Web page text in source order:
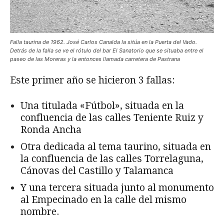
Falla taurina de 1962. José Carlos Canalda la sitúa en la Puerta del Vado.
Detrás de la falla se ve el rótulo del bar El Sanatorio que se situaba entre el
paseo de las Moreras y la entonces llamada carretera de Pastrana
Este primer año se hicieron 3 fallas:
Una titu­lada «Fútbol», situada en la
confluencia de las calles Teniente Ruiz y
Ronda Ancha
Otra dedicada al tema taurino, situada en
la confluencia de las calles Torrelaguna,
Cánovas del Castillo y Talamanca
Y una tercera situada junto al monu­mento
al Empecinado en la calle del mis­mo
nombre.